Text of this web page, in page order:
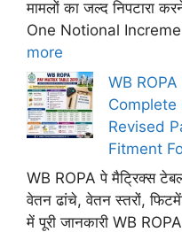
मामलों का जल्द निपटारा
One Notional
more
WB
Complete
Revised
Fitment
WB ROPA पे मैट्रिक्स
वेतन ढांचे, वेतन स्तरों,
में पूरी जानकारी WB